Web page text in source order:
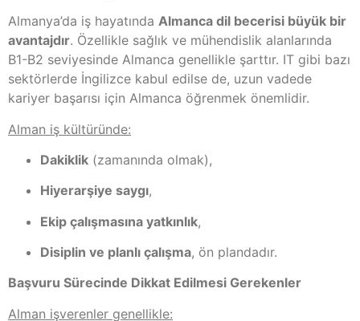
Almanya’da iş hayatında Almanca dil becerisi büyük bir
avantajdır. Özellikle sağlık ve mühendislik alanlarında
B1-B2 seviyesinde Almanca genellikle şarttır. IT gibi bazı
sektörlerde İngilizce kabul edilse de, uzun vadede
kariyer başarısı için Almanca öğrenmek önemlidir.
Alman iş kültüründe:
Dakiklik (zamanında olmak),
Hiyerarşiye saygı,
Ekip çalışmasına yatkınlık,
Disiplin ve planlı çalışma, ön plandadır.
Başvuru Sürecinde Dikkat Edilmesi Gerekenler
Alman işverenler genellikle: